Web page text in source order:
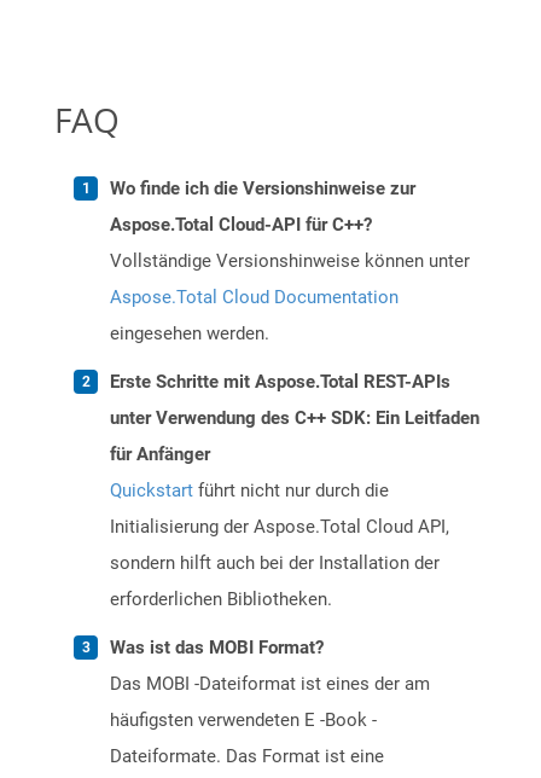
FAQ
Wo finde ich die Versionshinweise zur
Aspose.Total Cloud-API für C++?
Vollständige Versionshinweise können unter
Aspose.Total Cloud Documentation
eingesehen werden.
Erste Schritte mit Aspose.Total REST-APIs
unter Verwendung des C++ SDK: Ein Leitfaden
für Anfänger
Quickstart führt nicht nur durch die
Initialisierung der Aspose.Total Cloud API,
sondern hilft auch bei der Installation der
erforderlichen Bibliotheken.
Was ist das MOBI Format?
Das MOBI -Dateiformat ist eines der am
häufigsten verwendeten E -Book -
Dateiformate. Das Format ist eine